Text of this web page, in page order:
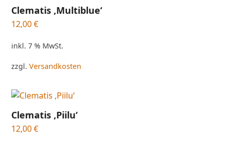
Clematis ‚Multiblue‘
12,00€
inkl. 7 % MwSt.
zzgl.Versandkosten
Clematis ‚Piilu‘
12,00€